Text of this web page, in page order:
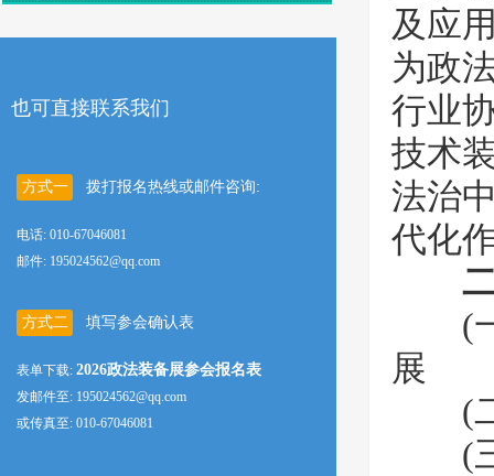
也可直接联系我们
方式一 拨打报名热线或邮件咨询:
电话: 010-67046081
邮件: 195024562@qq.com
方式二 填写参会确认表
表单下载: 2026政法装备展参会报名表
发邮件至: 195024562@qq.com
或传真至: 010-67046081
及应
为政
行业
技术
法治
代化
二
(一)
展
(二)
(三)